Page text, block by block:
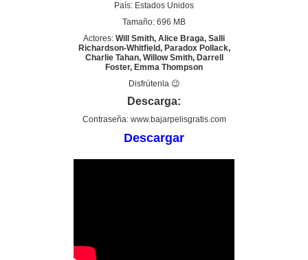
País: Estados Unidos
Tamaño: 696 MB
Actores: Will Smith, Alice Braga, Salli
Richardson-Whitfield, Paradox Pollack,
Charlie Tahan, Willow Smith, Darrell
Foster, Emma Thompson
Disfrútenla 😉
Descarga:
Contraseña: www.bajarpelisgratis.com
Descargar